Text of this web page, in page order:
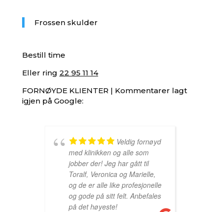
Frossen skulder
Bestill time
Eller ring 22 95 11 14
FORNØYDE KLIENTER | Kommentarer lagt
igjen på Google:
Veldig fornøyd
med klinikken og alle som
jobber der! Jeg har gått til
Toralf, Veronica og Marielle,
og de er alle like profesjonelle
og gode på sitt felt. Anbefales
på det høyeste!